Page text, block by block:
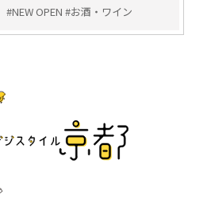
#NEW OPEN #お酒・ワイン